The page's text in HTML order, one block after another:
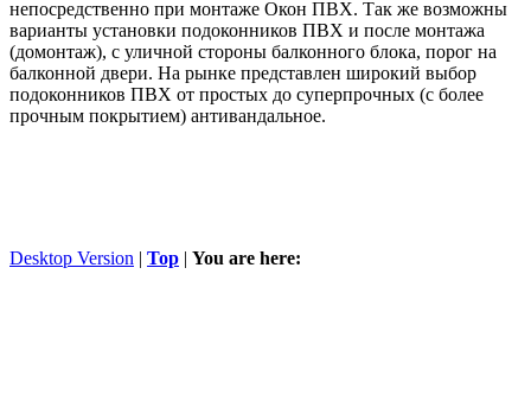
непосредственно при монтаже Окон ПВХ. Так же возможны
варианты установки подоконников ПВХ и после монтажа
(домонтаж), с уличной стороны балконного блока, порог на
балконной двери. На рынке представлен широкий выбор
подоконников ПВХ от простых до суперпрочных (с более
прочным покрытием) антивандальное.
Desktop Version | Top | You are here: